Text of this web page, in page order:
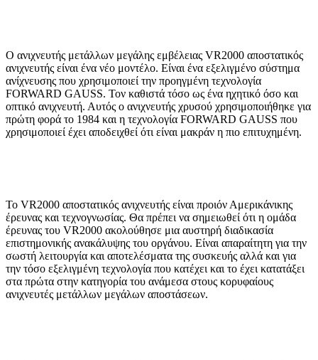
Ο ανιχνευτής μετάλλων μεγάλης εμβέλειας VR2000 αποστατικός
ανιχνευτής είναι ένα νέο μοντέλο. Είναι ένα εξελιγμένο σύστημα
ανίχνευσης που χρησιμοποιεί την προηγμένη τεχνολογία
FORWARD GAUSS. Τον καθιστά τόσο ως ένα ηχητικό όσο και
οπτικό ανιχνευτή. Αυτός ο ανιχνευτής χρυσού χρησιμοποιήθηκε για
πρώτη φορά το 1984 και η τεχνολογία FORWARD GAUSS που
χρησιμοποιεί έχει αποδειχθεί ότι είναι μακράν η πιο επιτυχημένη.
Το VR2000 αποστατικός ανιχνευτής είναι προιόν Αμερικάνικης
έρευνας και τεχνογνωσίας. Θα πρέπει να σημειωθεί ότι η ομάδα
έρευνας του VR2000 ακολούθησε μια αυστηρή διαδικασία
επιστημονικής ανακάλυψης του οργάνου. Είναι απαραίτητη για την
σωστή λειτουργία και αποτελέσματα της συσκευής αλλά και για
την τόσο εξελιγμένη τεχνολογία που κατέχει και το έχει κατατάξει
στα πρώτα στην κατηγορία του ανάμεσα στους κορυφαίους
ανιχνευτές μετάλλων μεγάλων αποστάσεων.